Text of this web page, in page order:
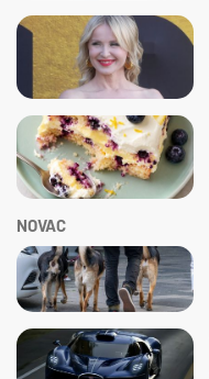
NOVAC